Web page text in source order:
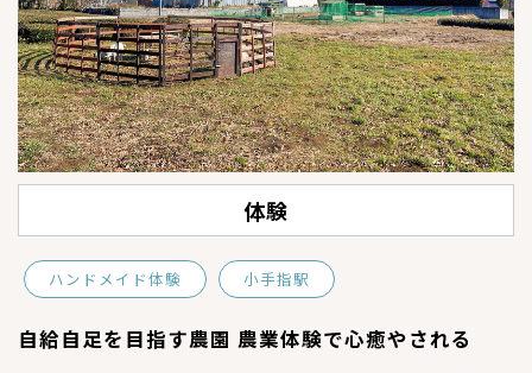
体験
ハンドメイド体験 小手指駅
自給自足を目指す農園 農業体験で心癒やされる